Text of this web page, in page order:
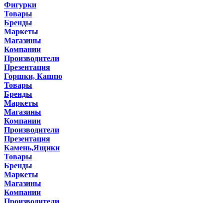
Фигурки
Товары
Бренды
Маркеты
Магазины
Компании
Производители
Презентация
Горшки, Кашпо
Товары
Бренды
Маркеты
Магазины
Компании
Производители
Презентация
Камень,Ящики
Товары
Бренды
Маркеты
Магазины
Компании
Производители